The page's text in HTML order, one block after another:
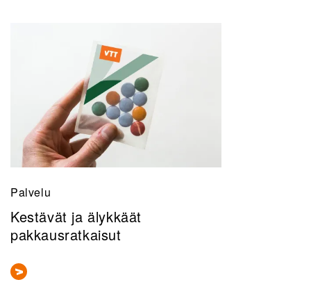
Palvelu
Kestävät ja älykkäät
pakkausratkaisut